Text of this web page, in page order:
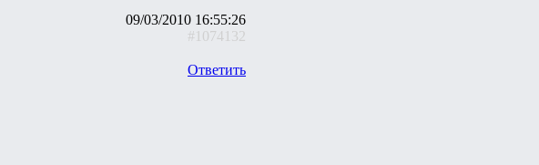
09/03/2010 16:55:26
#1074132
Ответить